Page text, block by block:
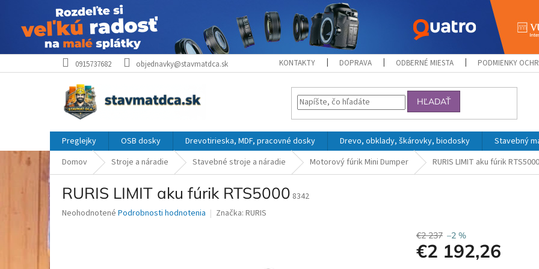
na
0915737682 objednavky@stavmatdca.sk KONTAKTY DOPRAVA ODBERNÉ MIESTA PODMIENKY
HĽADAŤ
Preglejky OSB dosky Drevotirieska, MDF, pracovné dosky Drevo, obklady, škárovky, biodosky
Stavebný
Domov
Stroje a náradie Stavebné stroje a náradie Motorový fúrik Mini Dumper RURIS LIMIT aku fúrik RTS5000
RURIS LIMIT aku fúrik RTS5000 8342
Priemerné
Neohodnotené Podrobnosti hodnotenia Značka: RURIS
€2 237 –2 %
€2 192,26